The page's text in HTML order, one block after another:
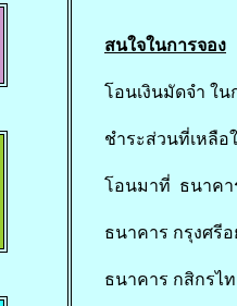
สนใจในการจอง
โอนเงินมัดจำ ใน
ชำระส่วนที่เหลือ
โอนมาที่ ธนาคา
ธนาคาร กรุงศรี
ธนาคาร กสิกรไ